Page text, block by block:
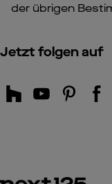
der übrigen
Jetzt folgen auf